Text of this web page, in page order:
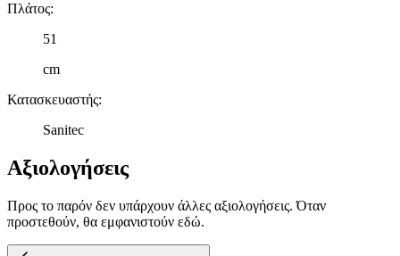
Πλάτος:
51
cm
Κατασκευαστής:
Sanitec
Αξιολογήσεις
Προς το παρόν δεν υπάρχουν άλλες αξιολογήσεις. Όταν
προστεθούν, θα εμφανιστούν εδώ.